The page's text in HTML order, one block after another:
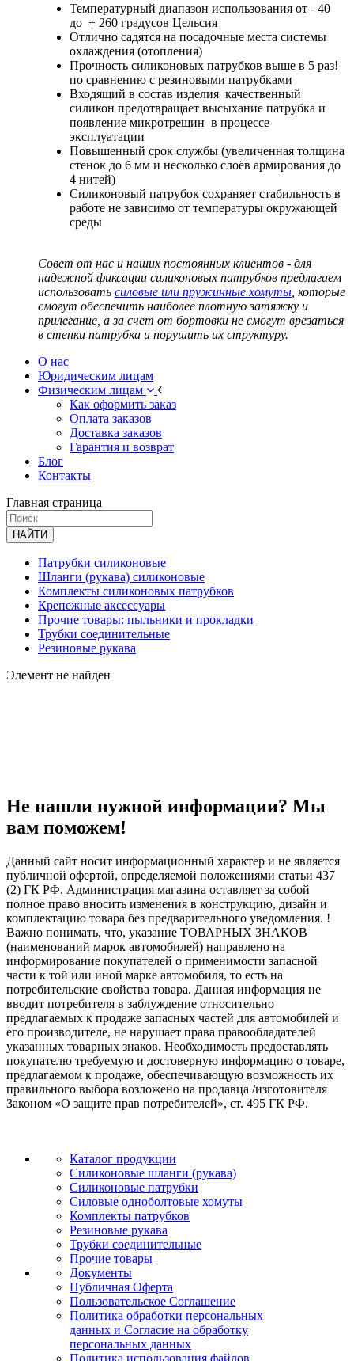
Температурный диапазон использования от - 40
до + 260 градусов Цельсия
Отлично садятся на посадочные места системы
охлаждения (отопления)
Прочность силиконовых патрубков выше в 5 раз!
по сравнению с резиновыми патрубками
Входящий в состав изделия качественный
силикон предотвращает высыхание патрубка и
появление микротрещин в процессе
эксплуатации
Повышенный срок службы (увеличенная толщина
стенок до 6 мм и несколько слоёв армирования до
4 нитей)
Силиконовый патрубок сохраняет стабильность в
работе не зависимо от температуры окружающей
среды
Совет от нас и наших постоянных клиентов - для
надежной фиксации силиконовых патрубков предлагаем
использовать силовые или пружинные хомуты , которые
смогут обеспечить наиболее плотную затяжку и
прилегание, а за счет от бортовки не смогут врезаться
в стенки патрубка и порушить их структуру.
О нас
Юридическим лицам
Физическим лицам
Как оформить заказ
Оплата заказов
Доставка заказов
Гарантия и возврат
Блог
Контакты
Главная страница
НАЙТИ
Патрубки силиконовые
Шланги (рукава) силиконовые
Комплекты силиконовых патрубков
Крепежные аксессуары
Прочие товары: пыльники и прокладки
Трубки соединительные
Резиновые рукава
Элемент не найден
Не нашли нужной информации? Мы
вам поможем!
Данный сайт носит информационный характер и не является
публичной офертой, определяемой положениями статьи 437
(2) ГК РФ. Администрация магазина оставляет за собой
полное право вносить изменения в конструкцию, дизайн и
комплектацию товара без предварительного уведомления. !
Важно понимать, что, указание ТОВАРНЫХ ЗНАКОВ
(наименований марок автомобилей) направлено на
информирование покупателей о применимости запасной
части к той или иной марке автомобиля, то есть на
потребительские свойства товара. Данная информация не
вводит потребителя в заблуждение относительно
предлагаемых к продаже запасных частей для автомобилей и
его производителе, не нарушает права правообладателей
указанных товарных знаков. Необходимость предоставлять
покупателю требуемую и достоверную информацию о товаре,
предлагаемом к продаже, обеспечивающую возможность их
правильного выбора возложено на продавца /изготовителя
Законом «О защите прав потребителей», ст. 495 ГК РФ.
Каталог продукции
Силиконовые шланги (рукава)
Силиконовые патрубки
Силовые одноболтовые хомуты
Комплекты патрубков
Резиновые рукава
Трубки соединительные
Прочие товары
Документы
Публичная Оферта
Пользовательское Соглашение
Политика обработки персональных
данных и Согласие на обработку
персональных данных